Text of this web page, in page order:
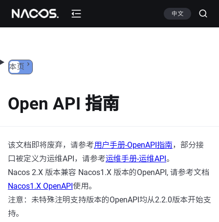
跳转到内容 中文
本页
Open API 指南
该文档即将废弃，请参考用户手册-OpenAPI指南，部分接
口被定义为运维API，请参考运维手册-运维API。
Nacos 2.X 版本兼容 Nacos1.X 版本的OpenAPI, 请参考文档
Nacos1.X OpenAPI使用。
注意：未特殊注明支持版本的OpenAPI均从2.2.0版本开始支
持。